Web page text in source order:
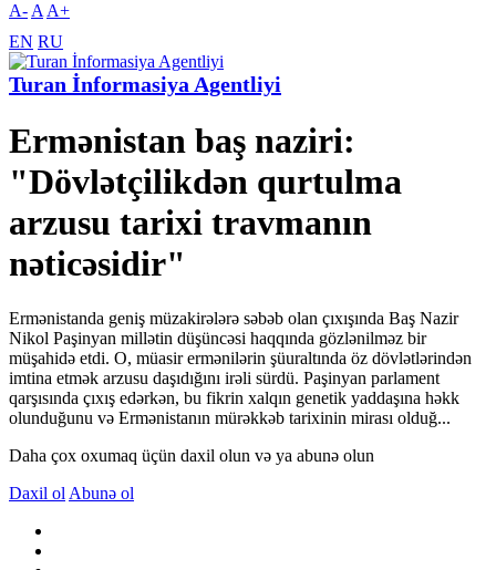
A- A A+
EN RU
Turan İnformasiya Agentliyi
Ermənistan baş naziri:
"Dövlətçilikdən qurtulma
arzusu tarixi travmanın
nəticəsidir"
Ermənistanda geniş müzakirələrə səbəb olan çıxışında Baş Nazir
Nikol Paşinyan millətin düşüncəsi haqqında gözlənilməz bir
müşahidə etdi. O, müasir ermənilərin şüuraltında öz dövlətlərindən
imtina etmək arzusu daşıdığını irəli sürdü. Paşinyan parlament
qarşısında çıxış edərkən, bu fikrin xalqın genetik yaddaşına həkk
olunduğunu və Ermənistanın mürəkkəb tarixinin mirası olduğ...
Daha çox oxumaq üçün daxil olun və ya abunə olun
Daxil ol Abunə ol